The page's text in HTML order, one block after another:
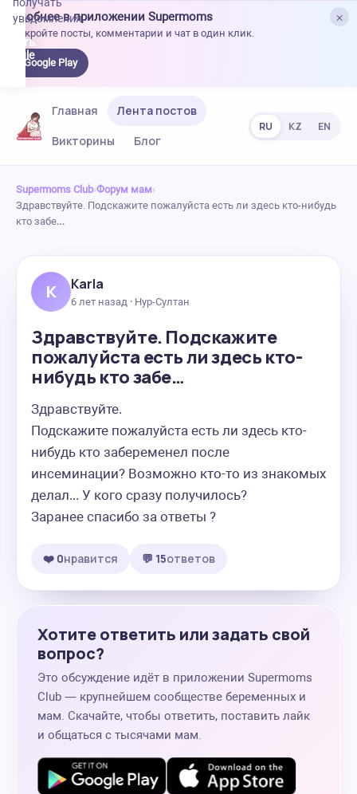
×
Удобнее в приложении Supermoms
Откройте посты, комментарии и чат в один клик.
Google Play
уведомления.
Главная
Лента постов
Викторины
Блог
RU KZ EN
Supermoms Club›Форум мам›
Здравствуйте. Подскажите пожалуйста есть ли здесь кто-нибудь
кто забе…
K Karla
6 лет назад · Нур-Султан
Здравствуйте. Подскажите
пожалуйста есть ли здесь кто-
нибудь кто забе…
Здравствуйте.
Подскажите пожалуйста есть ли здесь кто-
нибудь кто забеременел после
инсеминации? Возможно кто-то из знакомых
делал... У кого сразу получилось?
Заранее спасибо за ответы ?
❤️ 0нравится 💬 15ответов
Хотите ответить или задать свой
вопрос?
Это обсуждение идёт в приложении Supermoms
Club — крупнейшем сообществе беременных и
мам. Скачайте, чтобы ответить, поставить лайк
и общаться с тысячами мам.